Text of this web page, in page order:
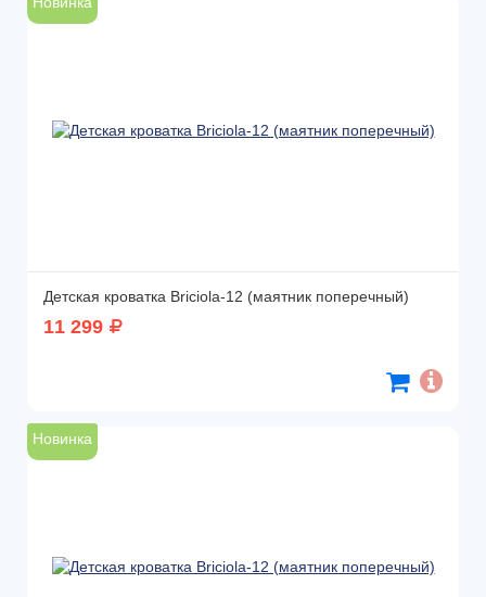
Детская кроватка Briciola-12 (маятник поперечный)
11 299
Новинка